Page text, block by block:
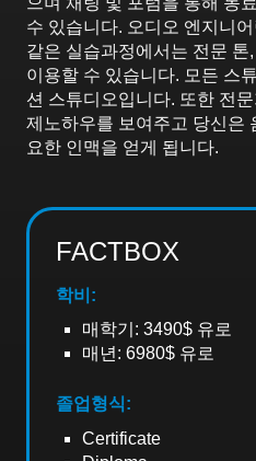
수 있습니다. 오디오 엔지니
같은 실습과정에서는 전문
이용할 수 있습니다. 모든 스
션 스튜디오입니다. 또한 전
제노하우를 보여주고 당신은
요한 인맥을 얻게 됩니다.
FACTBOX
학비:
매학기: 3490$ 유로
매년: 6980$ 유로
졸업형식:
Certificate